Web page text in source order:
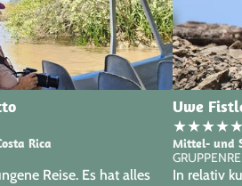
Rica
Reise. Es hat alles
Uwe
★★★★
Mittel- und
In relativ